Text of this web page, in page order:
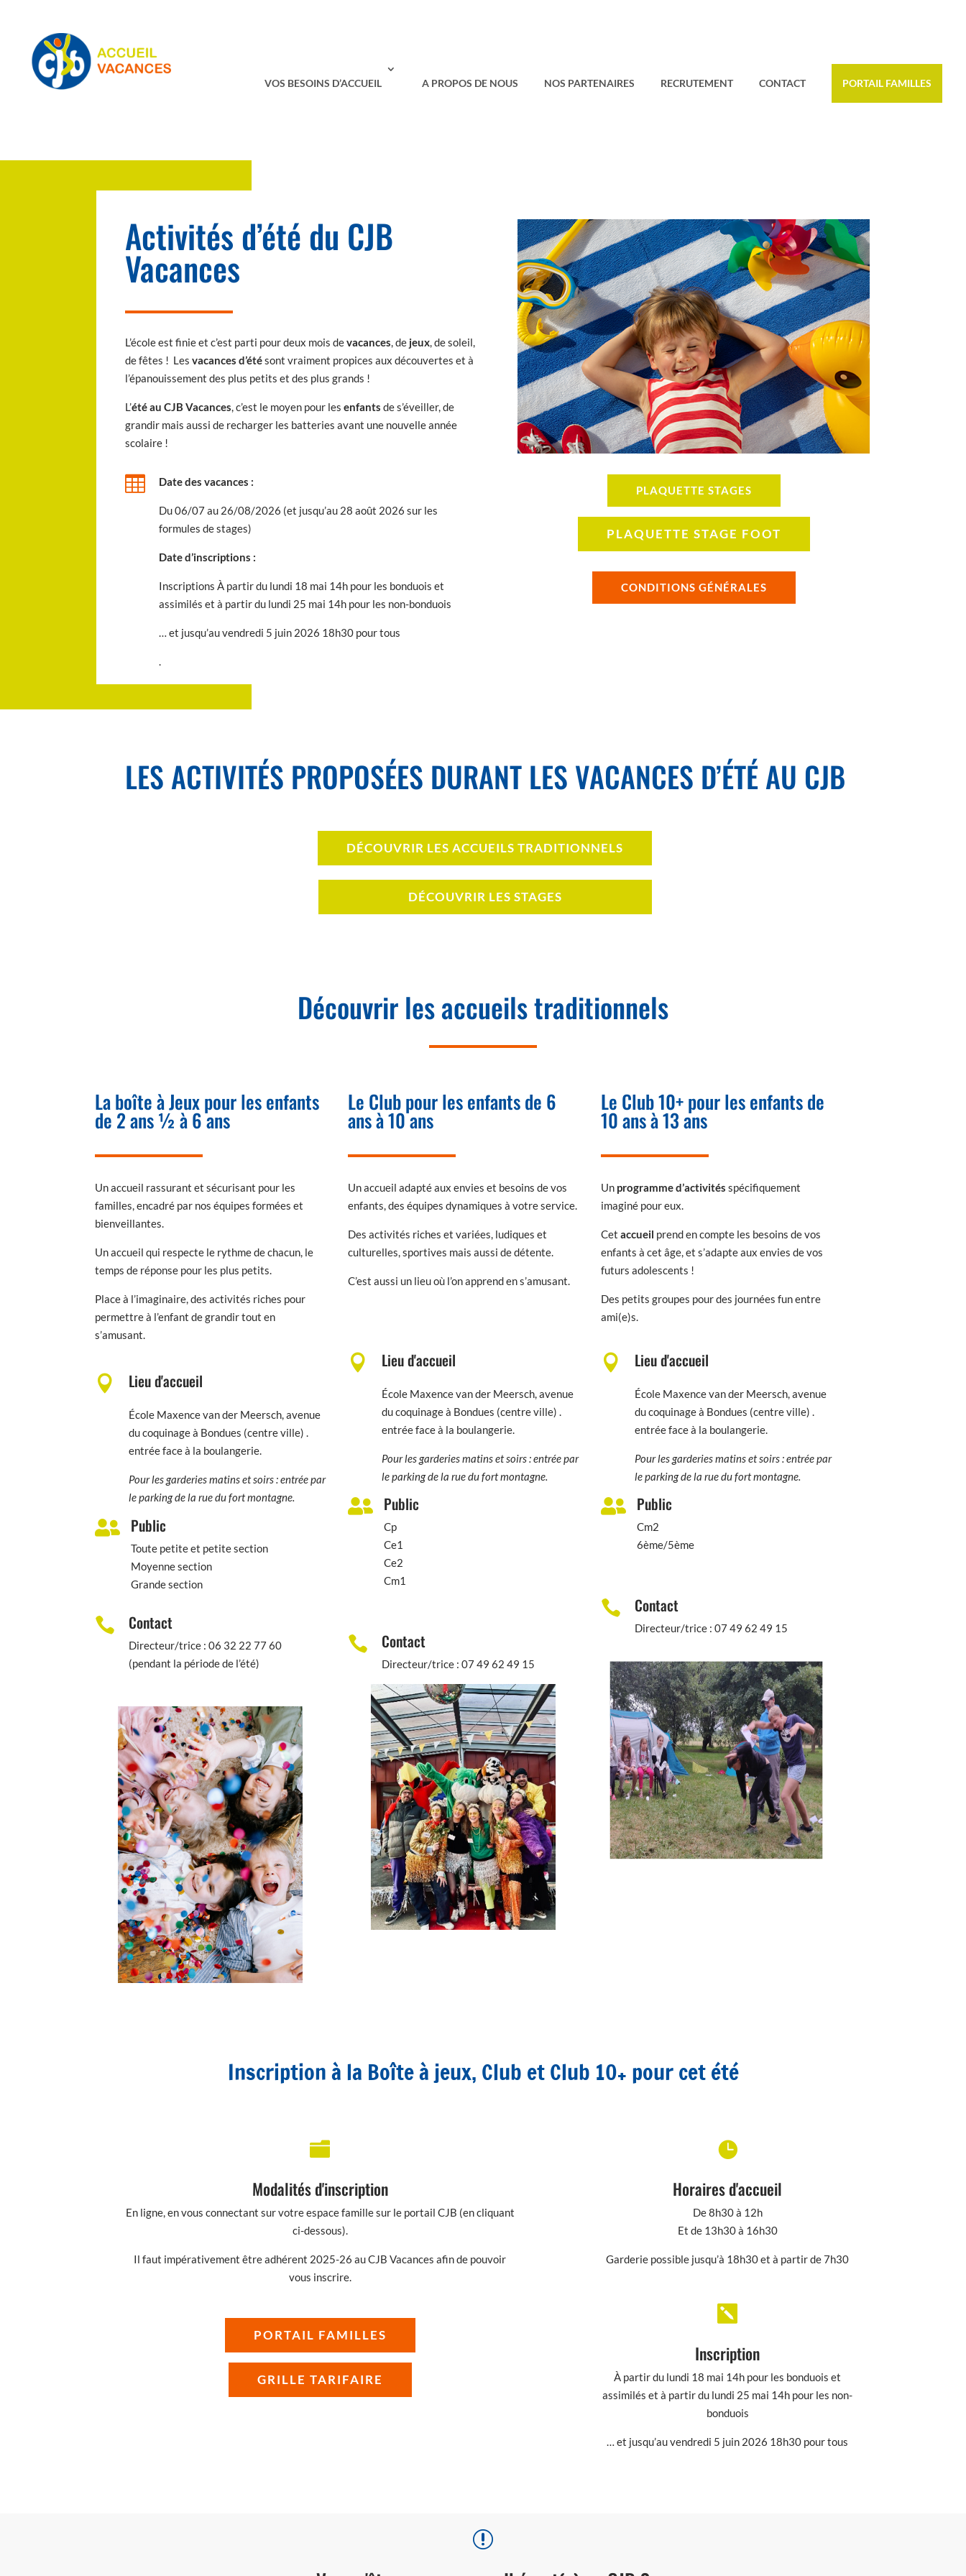
VOS BESOINS D’ACCUEIL A PROPOS DE NOUS NOS PARTENAIRES RECRUTEMENT CONTACT PORTAIL FAMILLES
Activités d’été du CJB
Vacances
L’école est finie et c’est parti pour deux mois devacances, de jeux, de soleil,
de fêtes ! Lesvacances d’étésont vraiment propices aux découvertes et à
l’épanouissement des plus petits et des plus grands !
L’été au CJB Vacances, c’est le moyen pour lesenfants de s’éveiller, de
grandir mais aussi de recharger les batteries avant une nouvelle année
scolaire !
 Date des vacances :
Du 06/07 au 26/08/2026 (et jusqu’au 28 août 2026 sur les
formules de stages)
Date d’inscriptions :
Inscriptions À partir du lundi 18 mai 14h pour les bonduois et
assimilés et à partir du lundi 25 mai 14h pour les non-bonduois
… et jusqu’au vendredi 5 juin 2026 18h30 pour tous
.
PLAQUETTE STAGES
PLAQUETTE STAGE FOOT
CONDITIONS GÉNÉRALES
LES ACTIVITÉS PROPOSÉES DURANT LES VACANCES D’ÉTÉ AU CJB
DÉCOUVRIR LES ACCUEILS TRADITIONNELS
DÉCOUVRIR LES STAGES
Découvrir les accueils traditionnels
La boîte à Jeux pour les enfants
de 2 ans ½ à 6 ans
Un accueil rassurant et sécurisant pour les
familles, encadré par nos équipes formées et
bienveillantes.
Un accueil qui respecte le rythme de chacun, le
temps de réponse pour les plus petits.
Place à l’imaginaire, des activités riches pour
permettre à l’enfant de grandir tout en
s’amusant.
 Lieu d'accueil
École Maxence van der Meersch, avenue
du coquinage à Bondues (centre ville) .
entrée face à la boulangerie.
Pour les garderies matins et soirs : entrée par
le parking de la rue du fort montagne.
 Public
Toute petite et petite section
Moyenne section
Grande section
 Contact
Directeur/trice :06 32 22 77 60
(pendant la période de l’été)
Le Club pour les enfants de 6
ans à 10 ans
Un accueil adapté aux envies et besoins de vos
enfants, des équipes dynamiques à votre service.
Des activités riches et variées, ludiques et
culturelles, sportives mais aussi de détente.
C’est aussi un lieu où l’on apprend en s’amusant.
 Lieu d'accueil
École Maxence van der Meersch, avenue
du coquinage à Bondues (centre ville) .
entrée face à la boulangerie.
Pour les garderies matins et soirs : entrée par
le parking de la rue du fort montagne.
 Public
Cp
Ce1
Ce2
Cm1
 Contact
Directeur/trice : 07 49 62 49 15
Le Club 10+ pour les enfants de
10 ans à 13 ans
Un programme d’activités spécifiquement
imaginé pour eux.
Cet accueil prend en compte les besoins de vos
enfants à cet âge, et s’adapte aux envies de vos
futurs adolescents !
Des petits groupes pour des journées fun entre
ami(e)s.
 Lieu d'accueil
École Maxence van der Meersch, avenue
du coquinage à Bondues (centre ville) .
entrée face à la boulangerie.
Pour les garderies matins et soirs : entrée par
le parking de la rue du fort montagne.
 Public
Cm2
6ème/5ème
 Contact
Directeur/trice : 07 49 62 49 15
Inscription à la Boîte à jeux, Club et Club 10+ pour cet été

Modalités d'inscription
En ligne, en vous connectant sur votre espace famille sur le portail CJB (en cliquant
ci-dessous).
Il faut impérativement être adhérent 2025-26 au CJB Vacances afin de pouvoir
vous inscrire.
PORTAIL FAMILLES
GRILLE TARIFAIRE

Horaires d'accueil
De 8h30 à 12h
Et de 13h30 à 16h30
Garderie possible jusqu’à 18h30 et à partir de 7h30

Inscription
À partir du lundi 18 mai 14h pour les bonduois et
assimilés et à partir du lundi 25 mai 14h pour les non-
bonduois
… et jusqu’au vendredi 5 juin 2026 18h30 pour tous
r